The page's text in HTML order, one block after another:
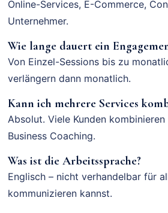
Online-Services, E-Commerce,
Unternehmer.
Wie lange dauert ein
Von Einzel-Sessions bis zu
verlängern dann monatlich.
Kann ich mehrere Services
Absolut. Viele Kunden
Business Coaching.
Was ist die Arbeitssprache?
Englisch – nicht verhandelbar für
kommunizieren kannst.